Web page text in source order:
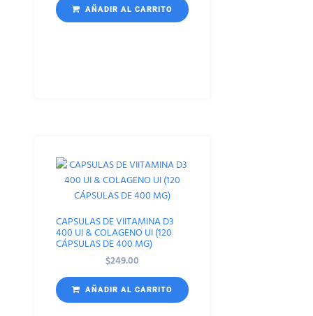
AÑADIR AL CARRITO
CAPSULAS DE VIITAMINA D3
400 UI & COLAGENO UI (120
CÁPSULAS DE 400 MG)
$249.00
AÑADIR AL CARRITO